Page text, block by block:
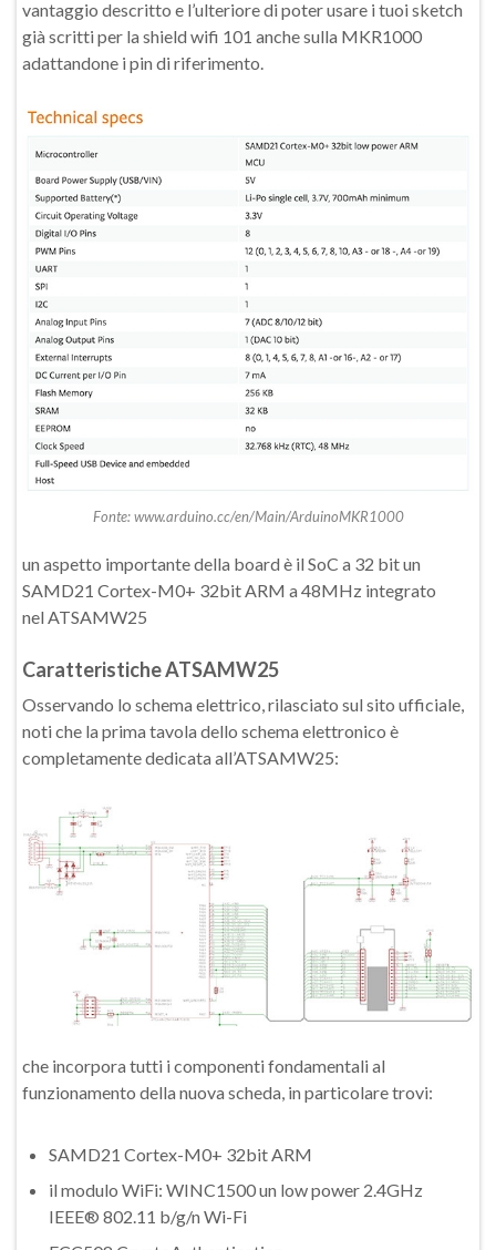
vantaggio descritto e l’ulteriore di poter usare i tuoi sketch
già scritti per la shield wifi 101 anche sulla MKR1000
adattandone i pin di riferimento.
Fonte: www.arduino.cc/en/Main/ArduinoMKR1000
un aspetto importante della board è il SoC a 32 bit un
SAMD21 Cortex-M0+ 32bit ARM a 48MHz integrato
nel ATSAMW25
Caratteristiche ATSAMW25
Osservando lo schema elettrico, rilasciato sul sito ufficiale,
noti che la prima tavola dello schema elettronico è
completamente dedicata all’ATSAMW25:
che incorpora tutti i componenti fondamentali al
funzionamento della nuova scheda, in particolare trovi:
SAMD21 Cortex-M0+ 32bit ARM
il modulo WiFi: WINC1500 un low power 2.4GHz
IEEE® 802.11 b/g/n Wi-Fi